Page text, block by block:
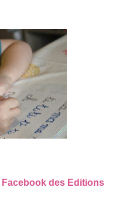
Facebook des Editions